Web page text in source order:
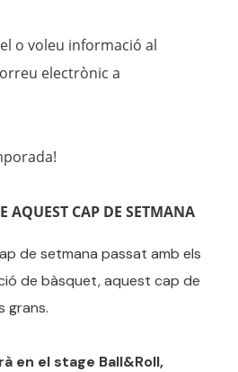
o voleu informació al
electrònic a
AQUEST CAP DE SETMANA
de setmana passat amb els
de bàsquet, aquest cap de
grans.
en el stage Ball&Roll,